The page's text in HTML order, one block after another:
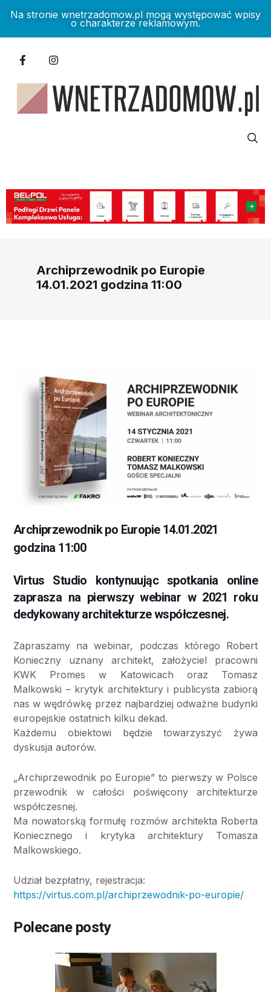
Na stronie wnetrzadomow.pl mogą występować wpisy
o charakterze reklamowym.
Archiprzewodnik po Europie
14.01.2021 godzina 11:00
Archiprzewodnik po Europie 14.01.2021
godzina 11:00
Virtus Studio kontynuując spotkania online
zaprasza na pierwszy webinar w 2021 roku
dedykowany architekturze współczesnej.
Zapraszamy na webinar, podczas którego Robert
Konieczny uznany architekt, założyciel pracowni
KWK Promes w Katowicach oraz Tomasz
Malkowski – krytyk architektury i publicysta zabiorą
nas w wędrówkę przez najbardziej odważne budynki
europejskie ostatnich kilku dekad.
Każdemu obiektowi będzie towarzyszyć żywa
dyskusja autorów.
„Archiprzewodnik po Europie” to pierwszy w Polsce
przewodnik w całości poświęcony architekturze
współczesnej.
Ma nowatorską formułę rozmów architekta Roberta
Koniecznego i krytyka architektury Tomasza
Malkowskiego.
Udział bezpłatny, rejestracja:
https://virtus.com.pl/archiprzewodnik-po-europie/
Polecane posty